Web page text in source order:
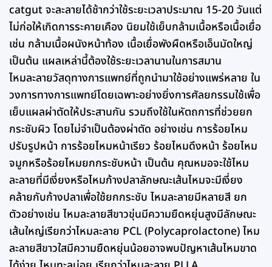
catgut จะละลายได้ช้ากว่าใช้ระยะเวลาประมาณ 15-20 วันแต่
ไม่ก่อให้เกิดการระคายเคือง นิยมใช้เย็บกล้ามเนื้อหรือเนื้อเยื่อ
เช่น กล้ามเนื้อผนังหน้าท้อง เนื้อเยื่อพังผืดหรือเอ็นมัดใหญ่
เป็นต้น แผลเหล่านี้ต้องใช้ระยะเวลานานในการสมาน
ไหมละลายวัสดุทางการแพทย์ที่ถูกนำมาใช้อย่างแพร่หลาย ใน
วงการทางการแพทย์โดยเฉพาะอย่างยิ่งการศัลยกรรมใช้เพื่อ
เย็บแผลผ่าตัดให้ประสานกัน รวมถึงใช้ในหัตถการที่ช่วยยก
กระชับผิว โดยไม่จำเป็นต้องผ่าตัด อย่างเช่น การร้อยไหม
ปรับรูปหน้า การร้อยไหมหน้าเรียว ร้อยไหมดึงหน้า ร้อยไหม
จมูกหรือร้อยไหมยกกระชับหน้า เป็นต้น คุณหมอจะใช้ไหม
ละลายที่มีเงี่ยงหรือไหมก้างปลาลักษณะเส้นไหมจะมีเงี่ยง
คล้ายกับก้างปลาเพื่อใช้ยกกระชับ ไหมละลายมีหลายสี ยก
ตัวอย่างเช่น ไหมละลายสีขาวขุ่นมีความยืดหยุ่นสูงมีลักษณะ
เส้นใหญ่เรียกว่าไหมละลาย PCL (Polycaprolactone) ไหม
ละลายสีขาวใสมีความยืดหยุ่นน้อยอาจพบปัญหาเส้นไหมขาด